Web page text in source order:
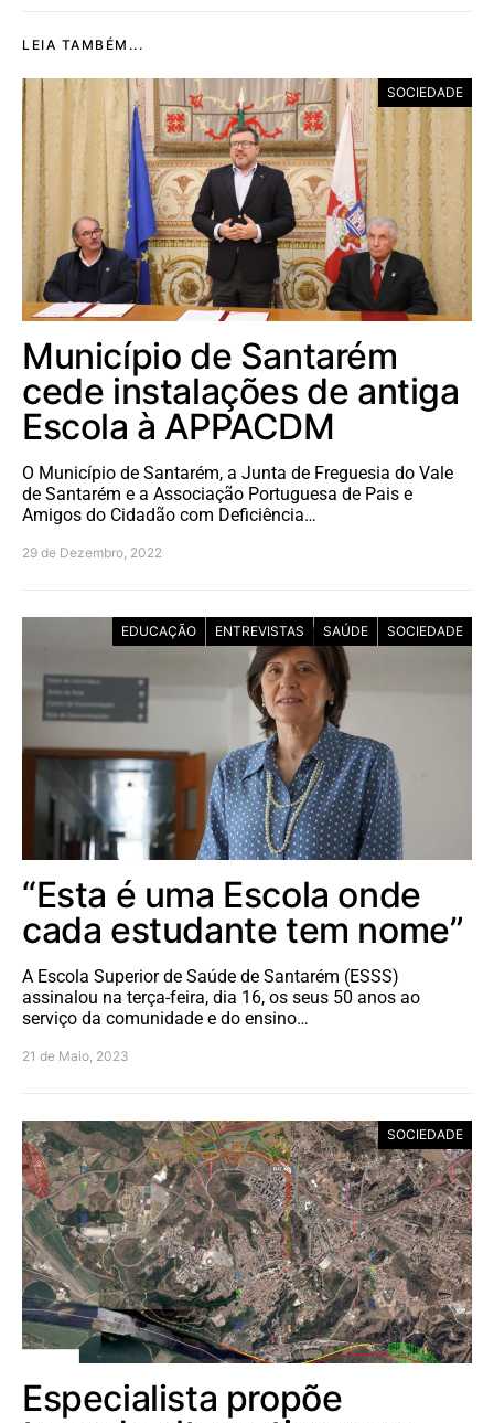
LEIA TAMBÉM...
SOCIEDADE
Município de Santarém
cede instalações de antiga
Escola à APPACDM
O Município de Santarém, a Junta de Freguesia do Vale
de Santarém e a Associação Portuguesa de Pais e
Amigos do Cidadão com Deficiência…
29 de Dezembro, 2022
EDUCAÇÃO ENTREVISTAS SAÚDE SOCIEDADE
“Esta é uma Escola onde
cada estudante tem nome”
A Escola Superior de Saúde de Santarém (ESSS)
assinalou na terça-feira, dia 16, os seus 50 anos ao
serviço da comunidade e do ensino…
21 de Maio, 2023
SOCIEDADE
Especialista propõe